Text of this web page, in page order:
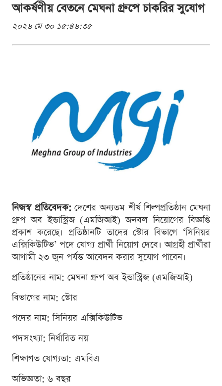
আকর্ষণীয় বেতনে মেঘনা গ্রুপে চাকরির সুযোগ
২০২৬ মে ৩০ ১৫:৪৬:৩৫
নিজস্ব প্রতিবেদক:দেশের অন্যতম শীর্ষ শিল্পপ্রতিষ্ঠান মেঘনা
গ্রুপ অব ইন্ডাস্ট্রিজ (এমজিআই) জনবল নিয়োগের বিজ্ঞপ্তি
প্রকাশ করেছে। প্রতিষ্ঠানটি তাদের স্টোর বিভাগে ‘সিনিয়র
এক্সিকিউটিভ’ পদে যোগ্য প্রার্থী নিয়োগ দেবে। আগ্রহী প্রার্থীরা
আগামী ২৩ জুন পর্যন্ত আবেদন করার সুযোগ পাবেন।
প্রতিষ্ঠানের নাম: মেঘনা গ্রুপ অব ইন্ডাস্ট্রিজ (এমজিআই)
বিভাগের নাম: স্টোর
পদের নাম: সিনিয়র এক্সিকিউটিভ
পদসংখ্যা: নির্ধারিত নয়
শিক্ষাগত যোগ্যতা: এমবিএ
অভিজ্ঞতা: ৬ বছর